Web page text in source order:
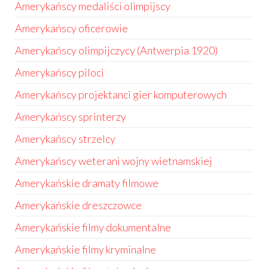
Amerykańscy medaliści olimpijscy
Amerykańscy oficerowie
Amerykańscy olimpijczycy (Antwerpia 1920)
Amerykańscy piloci
Amerykańscy projektanci gier komputerowych
Amerykańscy sprinterzy
Amerykańscy strzelcy
Amerykańscy weterani wojny wietnamskiej
Amerykańskie dramaty filmowe
Amerykańskie dreszczowce
Amerykańskie filmy dokumentalne
Amerykańskie filmy kryminalne